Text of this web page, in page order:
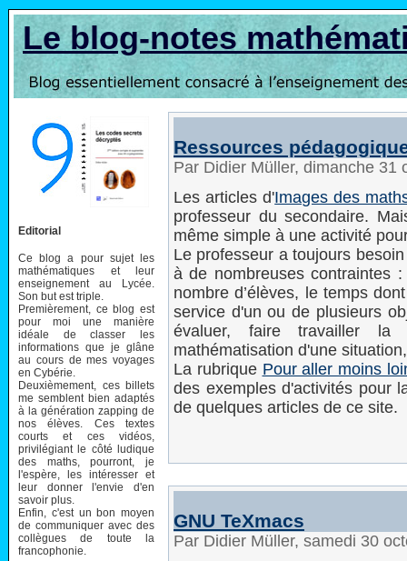
Le blog-notes
Editorial
Ce blog a pour sujet les
mathématiques et leur
enseignement au Lycée.
Son but est triple.
Premièrement, ce blog est
pour moi une manière
idéale de classer les
informations que je glâne
au cours de mes voyages
en Cybérie.
Deuxièmement, ces billets
me semblent bien adaptés
à la génération zapping de
nos élèves. Ces textes
courts et ces vidéos,
privilégiant le côté ludique
des maths, pourront, je
l'espère, les intéresser et
leur donner l'envie d'en
savoir plus.
Enfin, c'est un bon moyen
de communiquer avec des
collègues de toute la
francophonie.
Ressources
Par Didier Müller, dimanche
Les articles d'Images des
professeur du secondaire.
même simple à une activité
Le professeur a toujours
à de nombreuses contraintes
nombre d’élèves, le temps
service d'un ou de plusieurs
évaluer, faire travailler
mathématisation d'une
La rubrique Pour aller moins
des exemples d'activités pour
de quelques articles de ce site.
GNU TeXmacs
Par Didier Müller, samedi 30